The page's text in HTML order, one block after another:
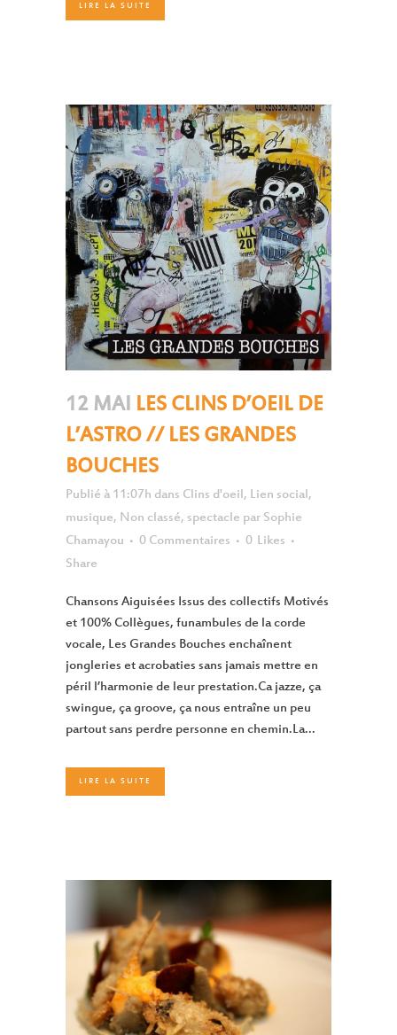
LIRE LA SUITE
12 MAI LES CLINS D’OEIL DE
L’ASTRO // LES GRANDES
BOUCHES
Publié à 11:07h dans Clins d'oeil, Lien social,
musique, Non classé, spectacle par Sophie
Chamayou
0 Commentaires 0 Likes
Share
Chansons Aiguisées Issus des collectifs Motivés
et 100% Collègues, funambules de la corde
vocale, Les Grandes Bouches enchaînent
jongleries et acrobaties sans jamais mettre en
péril l’harmonie de leur prestation.Ca jazze, ça
swingue, ça groove, ça nous entraîne un peu
partout sans perdre personne en chemin.La...
LIRE LA SUITE